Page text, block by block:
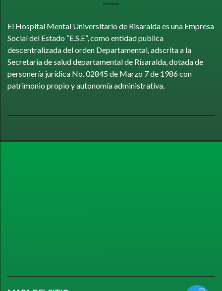
El Hospital Mental Universitario de Risaralda es una Empresa
Social del Estado “E.S.E”, como entidad publica
descentralizada del orden Departamental, adscrita a la
Secretaria de salud departamental de Risaralda, dotada de
personería jurídica No. 02845 de Marzo 7 de 1986 con
patrimonio propio y autonomía administrativa.